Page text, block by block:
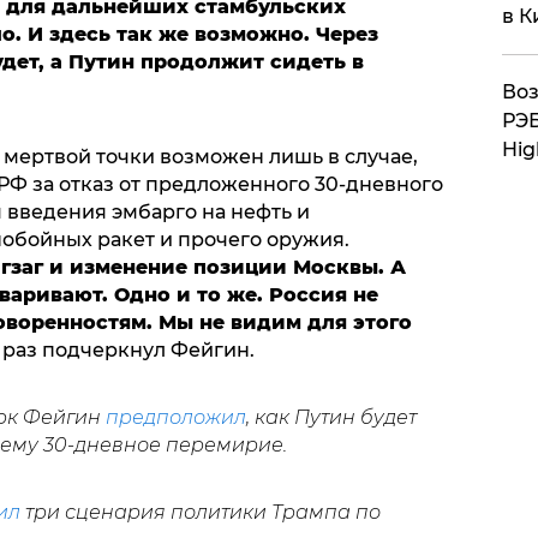
дальнейших стамбульских
И здесь так же возможно. Через
а Путин продолжит сидеть в
точки возможен лишь в случае,
за отказ от предложенного 30-дневного
эмбарго на нефть и
ракет и прочего оружия.
и изменение позиции Москвы. А
Одно и то же. Россия не
Мы не видим для этого
подчеркнул Фейгин.
Фейгин предположил, как Путин будет
30-дневное перемирие.
три сценария политики Трампа по
в